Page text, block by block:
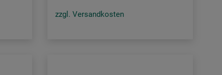
zzgl. Versandkosten